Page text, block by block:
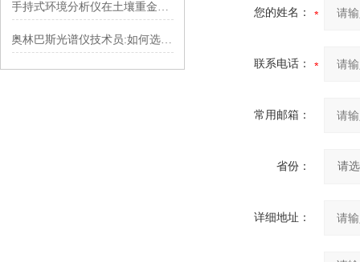
手持式环境分析仪在土壤重金属分析中运用
奥林巴斯光谱仪技术员:如何选择优质的合金分析仪
您的姓名：
联系电话：
常用邮箱：
省份：
详细地址：